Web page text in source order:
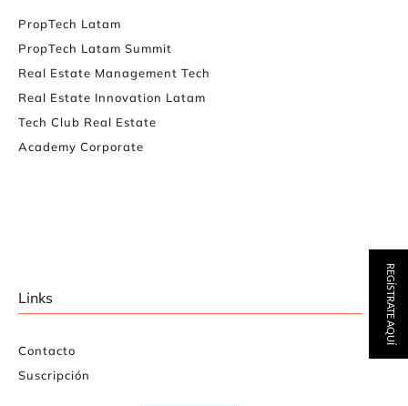
PropTech Latam
PropTech Latam Summit
Real Estate Management Tech
Real Estate Innovation Latam
Tech Club Real Estate
Academy Corporate
Links
Contacto
Suscripción
REGÍSTRATE AQUÍ